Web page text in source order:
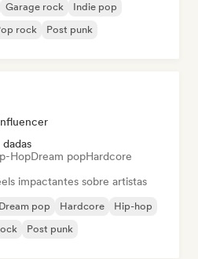
Garage rock
Indie pop
rock Post punk
HopDream popHardcore
impactantes sobre artistas
Dream pop Hardcore
Hip-hop
Post punk